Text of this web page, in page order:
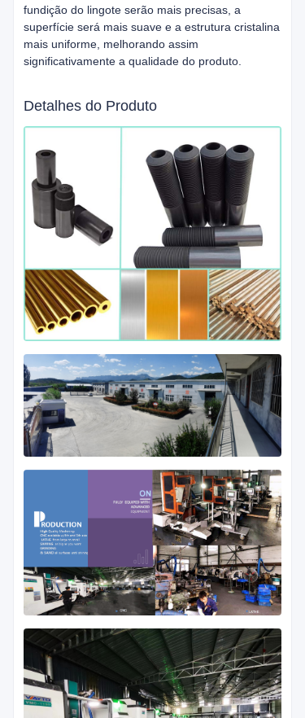
fundição do lingote serão mais precisas, a
superfície será mais suave e a estrutura cristalina
mais uniforme, melhorando assim
significativamente a qualidade do produto.
Detalhes do Produto